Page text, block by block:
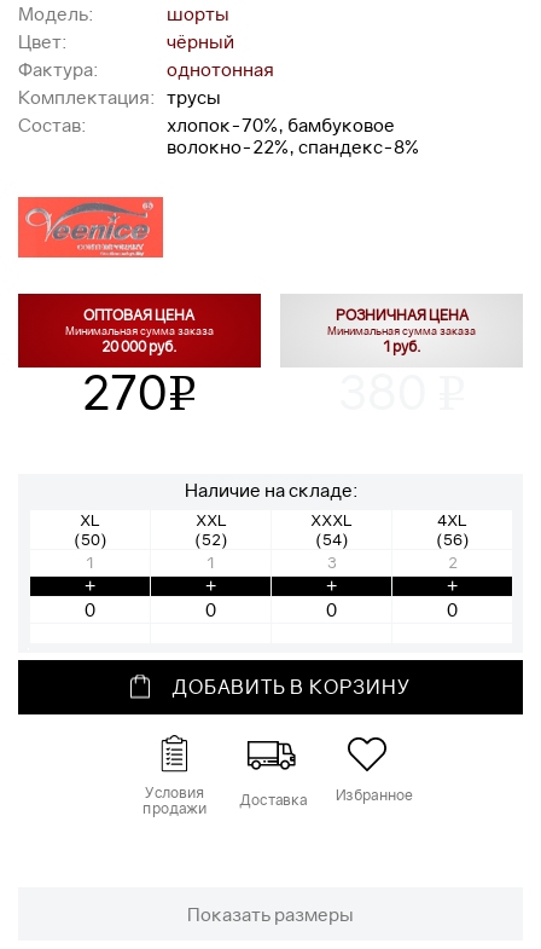
Модель:
шорты
Цвет:
чёрный
Фактура:
однотонная
Комплектация:
трусы
Состав:
хлопок-70%, бамбуковое
волокно-22%, спандекс-8%
ОПТОВАЯ ЦЕНА
Минимальная сумма заказа
20 000 руб.
270v
РОЗНИЧНАЯ ЦЕНА
Минимальная сумма заказа
1 руб.
Наличие на складе:
XL
(50)
XXL
(52)
XXXL
(54)
4XL
(56)
1
+
1
+
3
+
2
+
ДОБАВИТЬ В КОРЗИНУ
Условия
продажи Доставка Избранное
Показать размеры